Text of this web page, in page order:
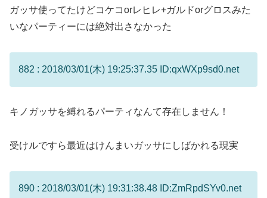
ガッサ使ってたけどコケコorレヒレ+ガルドorグロスみた
いなパーティーには絶対出さなかった
882 : 2018/03/01(木) 19:25:37.35 ID:qxWXp9sd0.net
キノガッサを縛れるパーティなんて存在しません！
受けルですら最近はけんまいガッサにしばかれる現実
890 : 2018/03/01(木) 19:31:38.48 ID:ZmRpdSYv0.net